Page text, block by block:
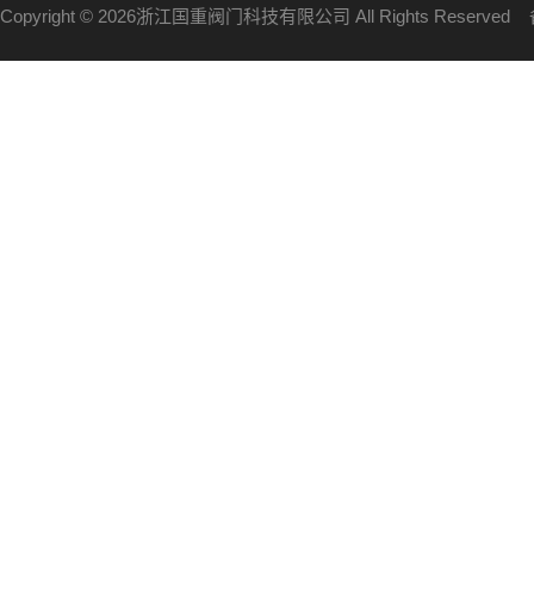
Copyright © 2026浙江国重阀门科技有限公司 All Rights Reserved